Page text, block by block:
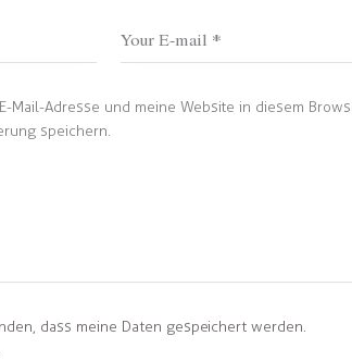
Mail-Adresse und meine Website in diesem
speichern.
dass meine Daten gespeichert werden.